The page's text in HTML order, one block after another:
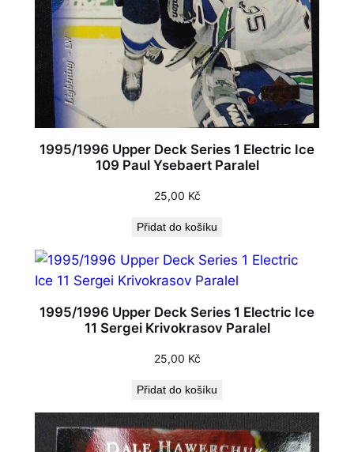
1995/1996 Upper Deck Series 1 Electric Ice
109 Paul Ysebaert Paralel
25,00 Kč
Přidat do košíku
1995/1996 Upper Deck Series 1 Electric Ice
11 Sergei Krivokrasov Paralel
25,00 Kč
Přidat do košíku